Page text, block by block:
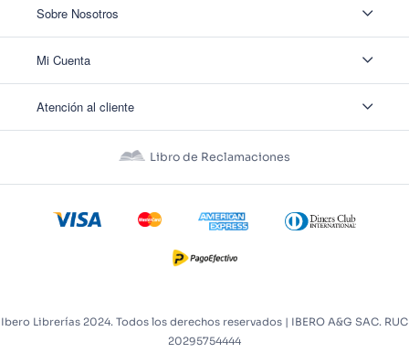
Sobre Nosotros
Nuestas tiendas
Mi Cuenta
Ver mis Pedidos
Recuperar Contraseña
Atención al cliente
Políticas de Privacidad
Políticas de Cookies
Términos y Condiciones Promos
Libro de Reclamaciones
Ibero Librerías 2024. Todos los derechos reservados | IBERO A&G SAC. RUC
20295754444